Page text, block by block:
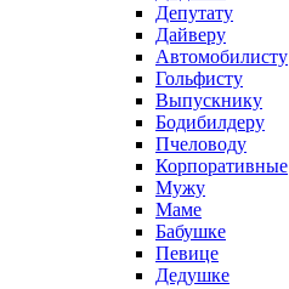
Депутату
Дайверу
Автомобилисту
Гольфисту
Выпускнику
Бодибилдеру
Пчеловоду
Корпоративные
Мужу
Маме
Бабушке
Певице
Дедушке